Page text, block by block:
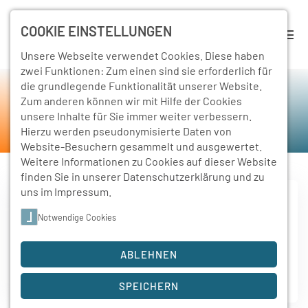
Rückschau
Home Schulleben Rückschau
19. Juli 2021
Sportcamp Rabenberg
COOKIE EINSTELLUNGEN
Unsere Webseite verwendet Cookies. Diese haben
zwei Funktionen: Zum einen sind sie erforderlich für
die grundlegende Funktionalität unserer Website.
Zum anderen können wir mit Hilfe der Cookies
unsere Inhalte für Sie immer weiter verbessern.
Hierzu werden pseudonymisierte Daten von
Website-Besuchern gesammelt und ausgewertet.
Weitere Informationen zu Cookies auf dieser Website
finden Sie in unserer Datenschutzerklärung und zu
uns im Impressum
Notwendige Cookies
ABLEHNEN
SPEICHERN